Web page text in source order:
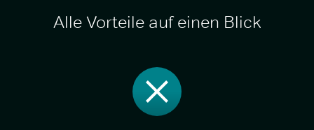
Alle Vorteile auf einen Blick